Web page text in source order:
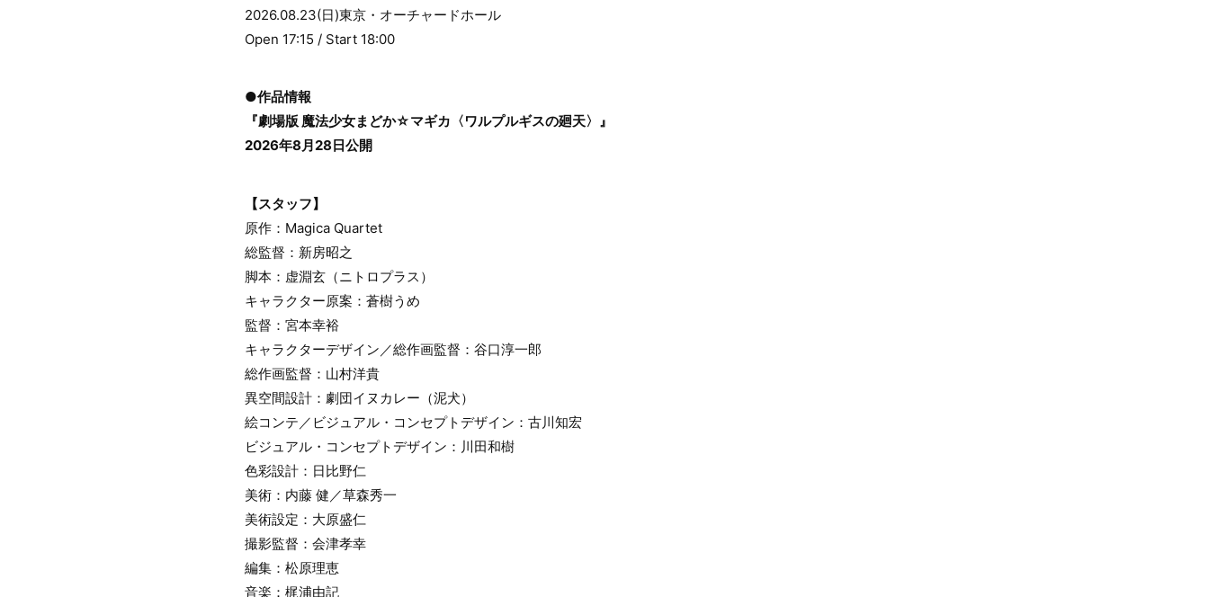
2026.08.23(日)東京・オーチャードホール
Open 17:15 / Start 18:00
●作品情報
『劇場版 魔法少女まどか☆マギカ〈ワルプルギスの廻天〉』
2026年8月28日公開
【スタッフ】
原作：Magica Quartet
総監督：新房昭之
脚本：虚淵玄（ニトロプラス）
キャラクター原案：蒼樹うめ
監督：宮本幸裕
キャラクターデザイン／総作画監督：谷口淳一郎
総作画監督：山村洋貴
異空間設計：劇団イヌカレー（泥犬）
絵コンテ／ビジュアル・コンセプトデザイン：古川知宏
ビジュアル・コンセプトデザイン：川田和樹
色彩設計：日比野仁
美術：内藤 健／草森秀一
美術設定：大原盛仁
撮影監督：会津孝幸
編集：松原理恵
音楽：梶浦由記